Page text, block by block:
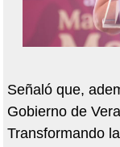
Señaló que,
Gobierno de
Transformando